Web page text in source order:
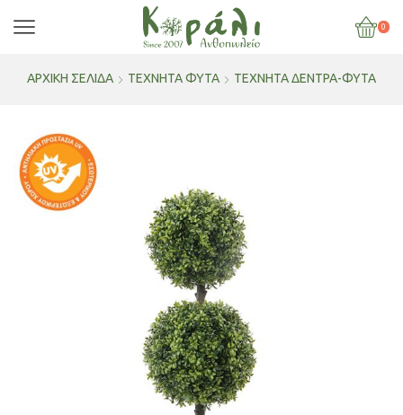
0
ΑΡΧΙΚΉ ΣΕΛΊΔΑ ΤΕΧΝΗΤΑ ΦΥΤΑ ΤΕΧΝΗΤΑ ΔΕΝΤΡΑ-ΦΥΤΑ